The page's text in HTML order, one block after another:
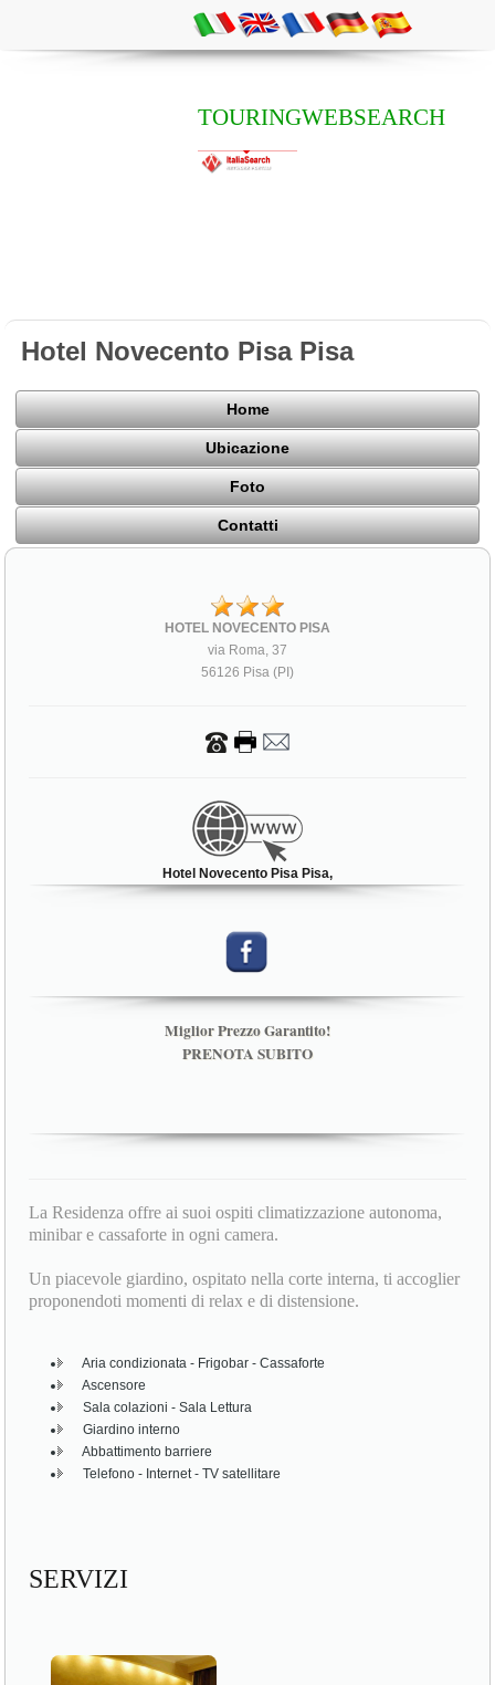
TOURINGWEBSEARCH
Hotel Novecento Pisa Pisa
Home
Ubicazione
Foto
Contatti
HOTEL NOVECENTO PISA
via Roma, 37
56126 Pisa (PI)
Hotel Novecento Pisa Pisa,
Miglior Prezzo Garantito!
PRENOTA SUBITO
La Residenza offre ai suoi ospiti climatizzazione autonoma,
minibar e cassaforte in ogni camera.
Un piacevole giardino, ospitato nella corte interna, ti accoglier
proponendoti momenti di relax e di distensione.
Aria condizionata - Frigobar - Cassaforte
Ascensore
Sala colazioni - Sala Lettura
Giardino interno
Abbattimento barriere
Telefono - Internet - TV satellitare
SERVIZI